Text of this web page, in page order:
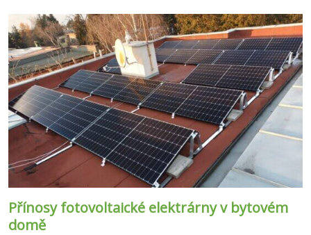
Přínosy fotovoltaické elektrárny v bytovém
domě